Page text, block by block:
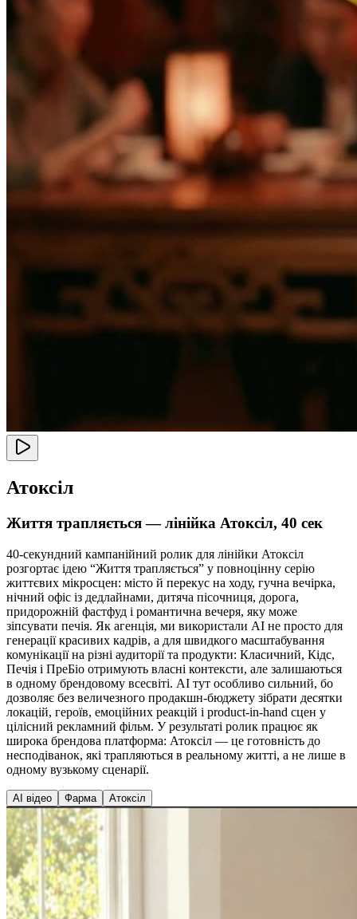
Атоксіл
Життя трапляється — лінійка Атоксіл, 40 сек
40-секундний кампанійний ролик для лінійки Атоксіл
розгортає ідею “Життя трапляється” у повноцінну серію
життєвих мікросцен: місто й перекус на ходу, гучна вечірка,
нічний офіс із дедлайнами, дитяча пісочниця, дорога,
придорожній фастфуд і романтична вечеря, яку може
зіпсувати печія. Як агенція, ми використали AI не просто для
генерації красивих кадрів, а для швидкого масштабування
комунікації на різні аудиторії та продукти: Класичний, Кідс,
Печія і ПреБіо отримують власні контексти, але залишаються
в одному брендовому всесвіті. AI тут особливо сильний, бо
дозволяє без величезного продакшн-бюджету зібрати десятки
локацій, героїв, емоційних реакцій і product-in-hand сцен у
цілісний рекламний фільм. У результаті ролик працює як
широка брендова платформа: Атоксіл — це готовність до
несподіванок, які трапляються в реальному житті, а не лише в
одному вузькому сценарії.
AI відео Фарма Атоксіл